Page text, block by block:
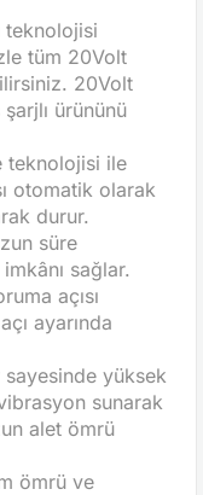
teknolojisi
tüm 20Volt
20Volt
ürününü
teknolojisi ile
otomatik olarak
durur.
süre
sağlar.
açısı
ayarında
sayesinde yüksek
sunarak
alet ömrü
ömrü ve